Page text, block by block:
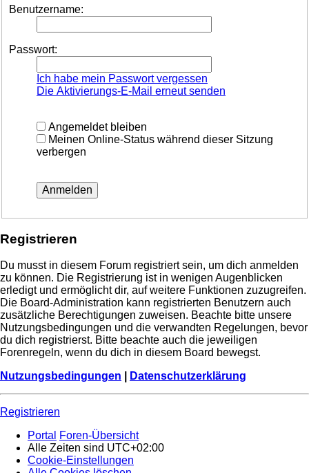
Benutzername:
Passwort:
Ich habe mein Passwort vergessen
Die Aktivierungs-E-Mail erneut senden
Angemeldet bleiben
Meinen Online-Status während dieser Sitzung
verbergen
Registrieren
Du musst in diesem Forum registriert sein, um dich anmelden
zu können. Die Registrierung ist in wenigen Augenblicken
erledigt und ermöglicht dir, auf weitere Funktionen zuzugreifen.
Die Board-Administration kann registrierten Benutzern auch
zusätzliche Berechtigungen zuweisen. Beachte bitte unsere
Nutzungsbedingungen und die verwandten Regelungen, bevor
du dich registrierst. Bitte beachte auch die jeweiligen
Forenregeln, wenn du dich in diesem Board bewegst.
Nutzungsbedingungen
Datenschutzerklärung
Registrieren
Portal Foren-Übersicht
Alle Zeiten sind UTC+02:00
Cookie-Einstellungen